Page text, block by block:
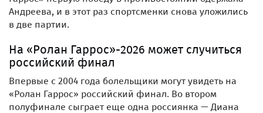
Андреева, и в этот раз спортсменки снова уложились
в две партии.
На «Ролан Гаррос»-2026 может случиться
российский финал
Впервые с 2004 года болельщики могут увидеть на
«Ролан Гаррос» российский финал. Во втором
полуфинале сыграет еще одна россиянка — Диана